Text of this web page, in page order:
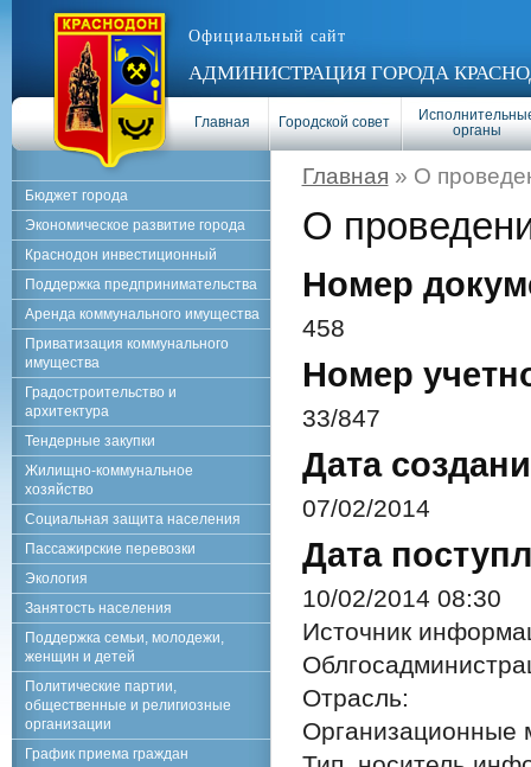
Официальный сайт
АДМИНИСТРАЦИЯ ГОРОДА
Главная Городской совет
органы
Главная » О
О
Номер
458
Номер
33/847
Дата
07/02/2014
Дата
10/02/2014 08:30
Источник
Отрасль:
Организационные
Бюджет города
Экономическое развитие города
Краснодон инвестиционный
Поддержка предпринимательства
Аренда коммунального имущества
Приватизация коммунального
имущества
Градостроительство и
архитектура
Тендерные закупки
Жилищно-коммунальное
хозяйство
Социальная защита населения
Пассажирские перевозки
Экология
Занятость населения
Поддержка семьи, молодежи,
женщин и детей
Политические партии,
общественные и религиозные
организации
График приема граждан